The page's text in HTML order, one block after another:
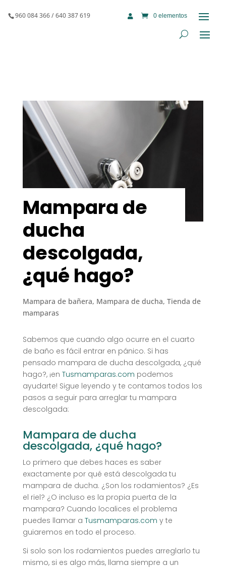
960 084 366 / 640 387 619 0 elementos

Mampara de
ducha
descolgada,
¿qué hago?
Mampara de bañera, Mampara de ducha, Tienda de
mamparas
Sabemos que cuando algo ocurre en el cuarto
de baño es fácil entrar en pánico. Si has
pensado mampara de ducha descolgada, ¿qué
hago?, ¡en Tusmamparas.com podemos
ayudarte! Sigue leyendo y te contamos todos los
pasos a seguir para arreglar tu mampara
descolgada:
Mampara de ducha
descolgada, ¿qué hago?
Lo primero que debes haces es saber
exactamente por qué está descolgada tu
mampara de ducha. ¿Son los rodamientos? ¿Es
el riel? ¿O incluso es la propia puerta de la
mampara? Cuando localices el problema
puedes llamar a Tusmamparas.com y te
guiaremos en todo el proceso.
Si solo son los rodamientos puedes arreglarlo tu
mismo, si es algo más, llama siempre a un